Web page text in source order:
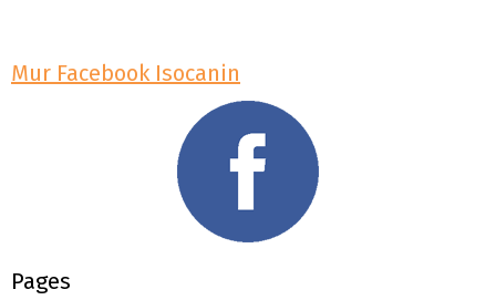
Mur Facebook Isocanin
Pages